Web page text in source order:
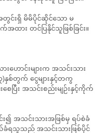
တွင်းရှိ မိမိပိုင်ဆိုင်သော မ
က်အထား တင်ပြနိုင်သူဖြစ်ခြင်း။
ဟောင်းများက အသင်းသား
နှစ်တွက် ငွေများနှင့်တကွ
ပြီး အသင်းစည်းမျဉ်းနှင့်ကိုက်
အသင်းသားအဖြစ်မှ ရပ်စဲခံ
ရသူသည် အသင်းသားဖြစ်ပိုင်